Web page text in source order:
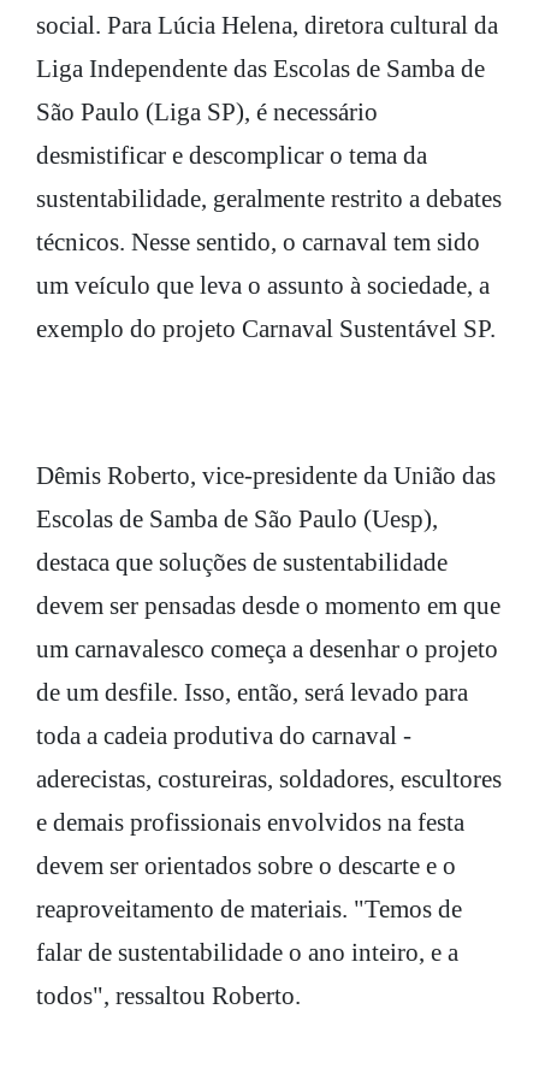
social. Para Lúcia Helena, diretora cultural da
Liga Independente das Escolas de Samba de
São Paulo (Liga SP), é necessário
desmistificar e descomplicar o tema da
sustentabilidade, geralmente restrito a debates
técnicos. Nesse sentido, o carnaval tem sido
um veículo que leva o assunto à sociedade, a
exemplo do projeto Carnaval Sustentável SP.
Dêmis Roberto, vice-presidente da União das
Escolas de Samba de São Paulo (Uesp),
destaca que soluções de sustentabilidade
devem ser pensadas desde o momento em que
um carnavalesco começa a desenhar o projeto
de um desfile. Isso, então, será levado para
toda a cadeia produtiva do carnaval -
aderecistas, costureiras, soldadores, escultores
e demais profissionais envolvidos na festa
devem ser orientados sobre o descarte e o
reaproveitamento de materiais. "Temos de
falar de sustentabilidade o ano inteiro, e a
todos", ressaltou Roberto.